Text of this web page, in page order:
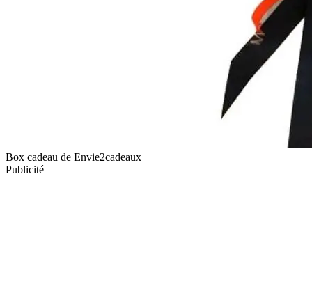
Box cadeau de Envie2cadeaux
Publicité